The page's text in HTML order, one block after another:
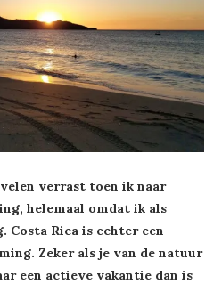
verrast toen ik naar
helemaal omdat ik als
Costa Rica is echter een
Zeker als je van de natuur
een actieve vakantie dan is